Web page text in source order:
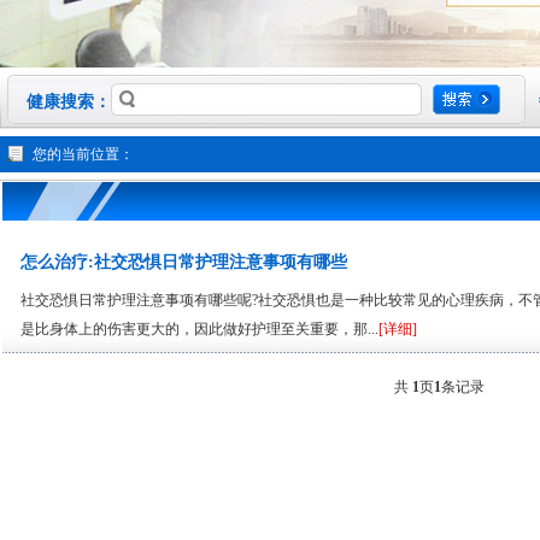
健康搜索：
您的当前位置：
怎么治疗:社交恐惧日常护理注意事项有哪些
社交恐惧日常护理注意事项有哪些呢?社交恐惧也是一种比较常见的心理疾病，
是比身体上的伤害更大的，因此做好护理至关重要，那...[详细]
共 1页1条记录